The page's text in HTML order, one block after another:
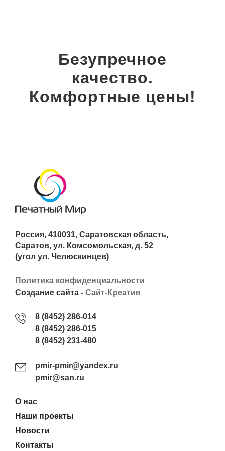
Безупречное
качество.
Комфортные цены!
Россия, 410031, Саратовская область,
Саратов, ул. Комсомольская, д. 52
(угол ул. Челюскинцев)
Политика конфиденциальности
Создание сайта - Сайт-Креатив
8 (8452) 286-014
8 (8452) 286-015
8 (8452) 231-480
pmir-pmir@yandex.ru
pmir@san.ru
О нас
Наши проекты
Новости
Контакты